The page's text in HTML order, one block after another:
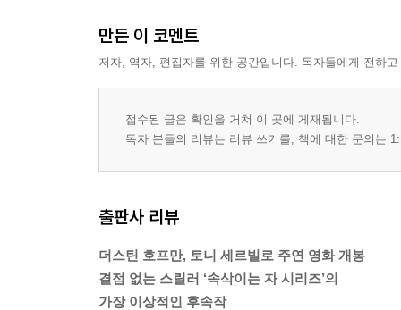
만든 이 코멘트
저자, 역자, 편집자를 위한 공간입니다. 독자들에게 전하
접수된 글은 확인을 거쳐 이 곳에 게재됩니다.
독자 분들의 리뷰는 리뷰 쓰기를, 책에 대한 문의는
출판사 리뷰
더스틴 호프만, 토니 세르빌로 주연 영화 개봉
결점 없는 스릴러 ‘속삭이는 자 시리즈’의
가장 이상적인 후속작